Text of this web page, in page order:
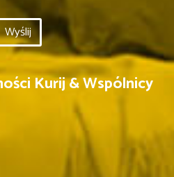
Kurij & Wspólnicy